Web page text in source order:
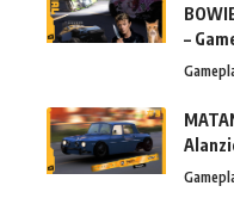
–